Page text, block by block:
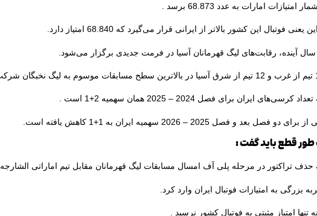
امتیازات امارات به عدد 68.873 برسد .
یعنی فوتبال این کشور بالاتر از ایرانی قرار می‌گیرد که 68.840 امتیاز دارد.
سال آینده، رقابت‌های لیگ قهرمانان آسیا در فرمت جدیدی برگزار می‌شود.
می‌کنند .
کرسی‌های ایران برای فصل 2024 – 2025 همان سهمیه 2+1 است .
برای دو فصل بعد و فصل 2025 – 2026 سهمیه ایران به 1+1 کاهش یافته است.
طور قطع باید گفت :
حذف تراکتور در مرحله پلی آف امسال مسابقات لیگ قهرمانان مقابل تیم اماراتی الشارجه
بزرگی به امتیازات فوتبال ایران وارد کرد.
تنها امتیاز مثبتی به فوتبال کشور نرسید .